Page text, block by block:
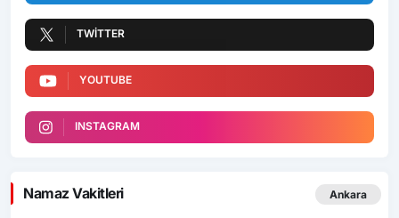
TWITTER
YOUTUBE
INSTAGRAM
Namaz Vakitleri Ankara